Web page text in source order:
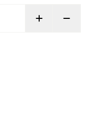
Persoon